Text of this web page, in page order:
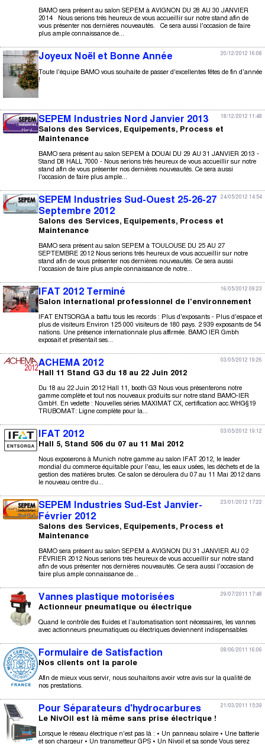
BAMO sera présent au salon SEPEM à AVIGNON DU 28 AU 30 JANVIER
2014 Nous serions trés heureux de vous accueillir sur notre stand afin de
vous présenter nos dernières nouveautés. Ce sera aussi l'occasion de faire
plus ample connaissance de...
20/12/2012 16:08
Joyeux Noël et Bonne Année
Toute l'équipe BAMO vous souhaite de passer d'excellentes fêtes de fin d'année
!
18/12/2012 11:48
SEPEM Industries Nord Janvier 2013
Salons des Services, Equipements, Process et
Maintenance
BAMO sera présent au salon SEPEM à DOUAI DU 29 AU 31 JANVIER 2013 -
Stand D8 HALL 7000 - Nous serions trés heureux de vous accueillir sur notre
stand afin de vous présenter nos dernières nouveautés. Ce sera aussi
l'occasion de faire plus ample...
24/05/2012 14:54
SEPEM Industries Sud-Ouest 25-26-27
Septembre 2012
Salons des Services, Equipements, Process et
Maintenance
BAMO sera présent au salon SEPEM à TOULOUSE DU 25 AU 27
SEPTEMBRE 2012 Nous serions trés heureux de vous accueillir sur notre
stand afin de vous présenter nos dernières nouveautés. Ce sera aussi
l'occasion de faire plus ample connaissance de notre...
16/05/2012 09:23
IFAT 2012 Terminé
Salon international professionnel de l'environnement
IFAT ENTSORGA a battu tous les records : Plus d'exposants - Plus d'espace et
plus de visiteurs Environ 125 000 visiteurs de 180 pays. 2 939 exposants de 54
nations. Une présence internationnale plus affirmée. BAMO IER Gmbh
exposait et présentait ses...
03/05/2012 19:26
ACHEMA 2012
Hall 11 Stand G3 du 18 au 22 Juin 2012
Du 18 au 22 Juin 2012 Hall 11, booth G3 Nous vous présenterons notre
gamme complète et tout nos nouveaux produits sur notre stand BAMO-IER
GmbH. En vedette : Nouvelles séries MAXIMAT CX, certification acc.WHG§19
TRUBOMAT: Ligne complète pour la...
03/05/2012 19:12
IFAT 2012
Hall 5, Stand 506 du 07 au 11 Mai 2012
Nous exposerons à Munich notre gamme au salon IFAT 2012, le leader
mondial du commerce équitable pour l'eau, les eaux usées, les déchets et de la
gestion des matières brutes. Ce salon se déroulera du 07 au 11 Mai 2012 dans
le nouveau centre du...
23/01/2012 17:22
SEPEM Industries Sud-Est Janvier-
Février 2012
Salons des Services, Equipements, Process et
Maintenance
BAMO sera présent au salon SEPEM à AVIGNON DU 31 JANVIER AU 02
FÉVRIER 2012 Nous serions trés heureux de vous accueillir sur notre stand
afin de vous présenter nos dernières nouveautés. Ce sera aussi l'occasion de
faire plus ample connaissance de...
29/07/2011 17:48
Vannes plastique motorisées
Actionneur pneumatique ou électrique
Quand le contrôle des fluides et l'automatisation sont nécessaires, les vannes
avec actionneurs pneumatiques ou électriques deviennent indispensables
08/06/2011 16:06
Formulaire de Satisfaction
Nos clients ont la parole
Afin de mieux vous servir, nous souhaitons avoir votre avis sur la qualité de
nos prestations.
21/03/2011 15:39
Pour Séparateurs d'hydrocarbures
Le NivOil est là même sans prise électrique !
Lorsque le réseau électrique n'est pas là : • Un panneau solaire • Une batterie
et son chargeur • Un transmetteur GPS • Un Nivoil et sa sonde Vous serez